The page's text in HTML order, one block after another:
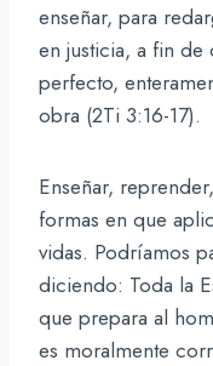
enseñar, para
en justicia, a fin
perfecto,
obra (2Ti 3:16-17).
Enseñar,
formas en que
vidas. Podríamos
diciendo: Toda la
que prepara al
es moralmente